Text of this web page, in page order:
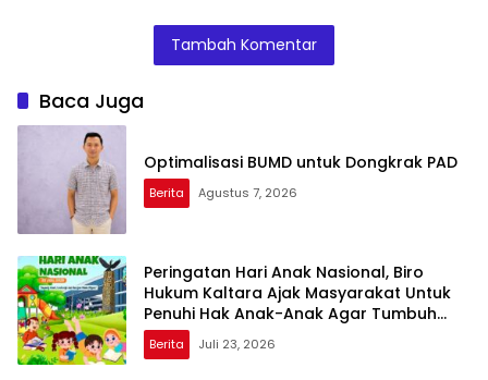
Tanjung Selor
Wujudkan
Sekolah Aman
dan Nyaman
GAMKI Kaltara
Tambah Komentar
Baca Juga
Optimalisasi BUMD untuk Dongkrak PAD
Berita Agustus 7, 2026
Peringatan Hari Anak Nasional, Biro
Hukum Kaltara Ajak Masyarakat Untuk
Penuhi Hak Anak-Anak Agar Tumbuh
Cerdas dan Berkarakter
Berita Juli 23, 2026